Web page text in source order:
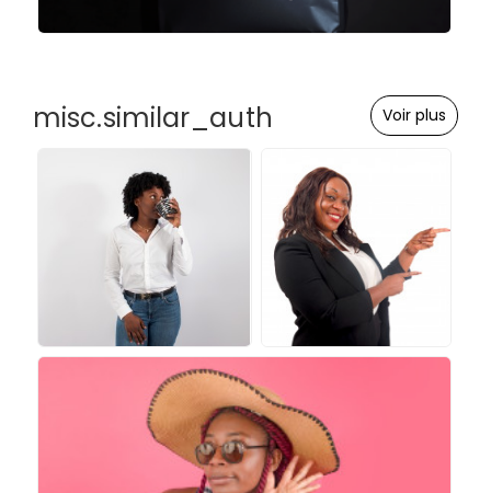
misc.similar_auth Voir plus